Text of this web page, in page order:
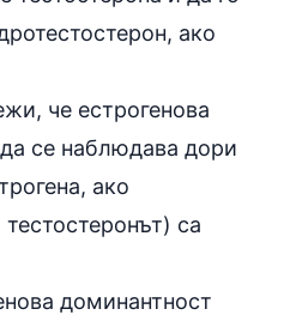
ако
че естрогенова
се наблюдава дори
ако
са
доминантност